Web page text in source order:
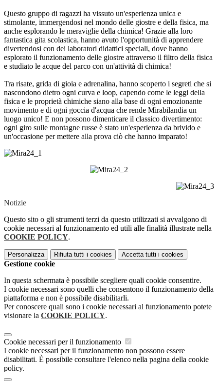
Questo gruppo di ragazzi ha vissuto un'esperienza unica e
stimolante, immergendosi nel mondo delle giostre e della fisica, ma
anche esplorando le meraviglie della chimica! Grazie alla loro
fantastica gita scolastica, hanno avuto l'opportunità di apprendere
divertendosi con dei laboratori didattici speciali, dove hanno
esplorato il funzionamento delle giostre attraverso il filtro della fisica
e studiato le acque del parco con un'attività di chimica!
Tra risate, grida di gioia e adrenalina, hanno scoperto i segreti che si
nascondono dietro ogni curva e loop, capendo come le leggi della
fisica e le proprietà chimiche siano alla base di ogni emozionante
movimento e di ogni goccia d'acqua che rende Mirabilandia un
luogo unico! E non possono dimenticare il classico divertimento:
ogni giro sulle montagne russe è stato un'esperienza da brivido e
un'occasione per mettere alla prova ciò che hanno imparato!
Notizie
Questo sito o gli strumenti terzi da questo utilizzati si avvalgono di
cookie necessari al funzionamento ed utili alle finalità illustrate nella
COOKIE POLICY.
Personalizza Rifiuta tutti i cookies Accetta tutti i cookies
Gestione cookie
In questa schermata è possibile scegliere quali cookie consentire.
I cookie necessari sono quelli che consentono il funzionamento della
piattaforma e non è possibile disabilitarli.
Per conoscere quali sono i cookie necessari al funzionamento potete
visionare la COOKIE POLICY.
Cookie necessari per il funzionamento
I cookie necessari per il funzionamento non possono essere
disabilitati. È possibile consultare l'elenco nella pagina della cookie
policy.